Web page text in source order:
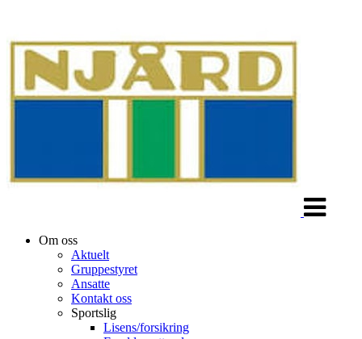
Om oss
Aktuelt
Gruppestyret
Ansatte
Kontakt oss
Sportslig
Lisens/forsikring